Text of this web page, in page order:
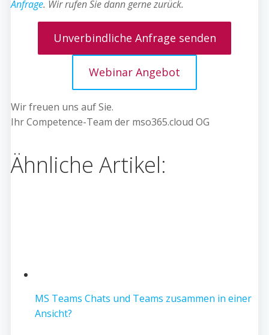
Anfrage. Wir rufen Sie dann gerne zurück.
Unverbindliche Anfrage senden
Webinar Angebot
Wir freuen uns auf Sie.
Ihr Competence-Team der mso365.cloud OG
Ähnliche Artikel:
MS Teams Chats und Teams zusammen in einer
Ansicht?